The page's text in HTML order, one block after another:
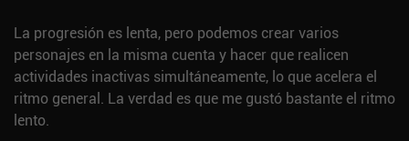
La progresión es lenta, pero podemos crear varios
personajes en la misma cuenta y hacer que realicen
actividades inactivas simultáneamente, lo que acelera el
ritmo general. La verdad es que me gustó bastante el ritmo
lento.